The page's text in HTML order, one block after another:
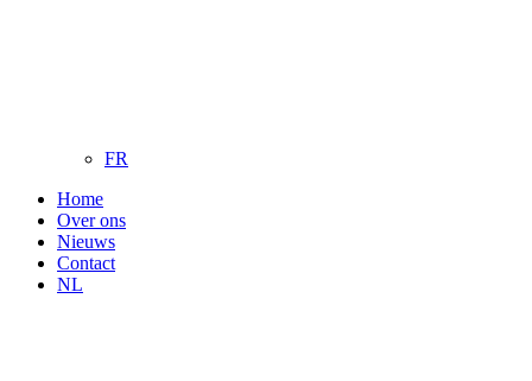
FR
Home
Over ons
Nieuws
Contact
NL